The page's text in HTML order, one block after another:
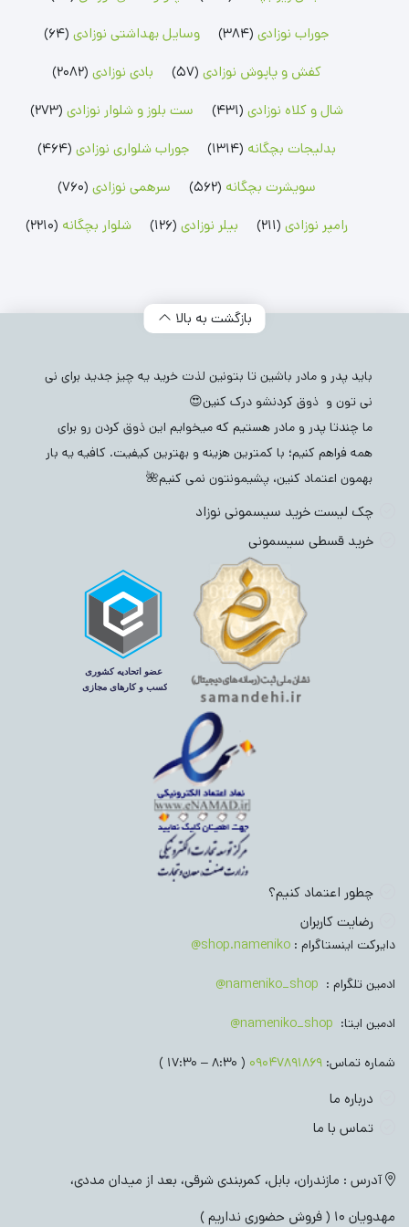
شلوار پسرانه
رامپر پسرانه
جوراب پسرانه
جوراب نوزادی (384) وسایل بهداشتی نوزادی (64)
کفش و پاپوش نوزادی (57) بادی نوزادی (2082)
شال و کلاه نوزادی (431) ست بلوز و شلوار نوزادی (273)
بدلیجات بچگانه (1314) جوراب شلواری نوزادی (464)
سویشرت بچگانه (562) سرهمی نوزادی (760)
رامپر نوزادی (211) بیلر نوزادی (126) شلوار بچگانه (2210)
بازگشت به بالا
باید پدر و مادر باشین تا بتونین لذت خرید یه چیز جدید برای نی
نی تون و ذوق کردنشو درک کنین😍
ما چندتا پدر و مادر هستیم که میخوایم این ذوق کردن رو برای
همه فراهم کنیم؛ با کمترین هزینه و بهترین کیفیت. کافیه یه بار
بهمون اعتماد کنین، پشیمونتون نمی کنیم🌺
چک لیست خرید سیسمونی نوزاد
خرید قسطی سیسمونی
چطور اعتماد کنیم؟
رضایت کاربران
دایرکت اینستاگرام : shop.nameniko@
ادمین تلگرام : nameniko_shop@
ادمین ایتا: nameniko_shop@
شماره تماس: 09047891869
( 8:30 – 17:30 )
درباره ما
تماس با ما
آدرس : مازندران، بابل، کمربندی شرقی، بعد از میدان مددی،
مهدویان 10 ( فروش حضوری نداریم )